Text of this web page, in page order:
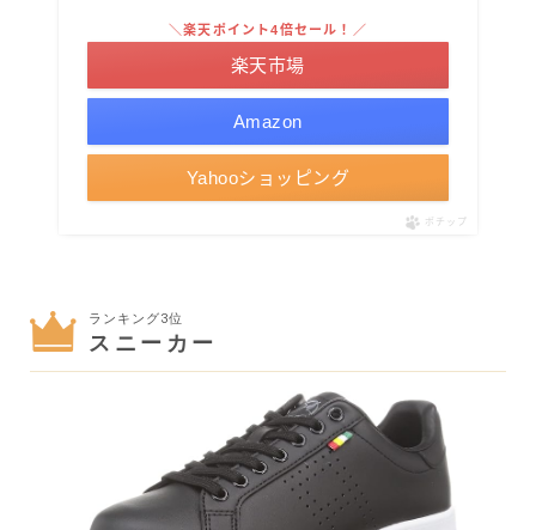
Amazon
＼楽天ポイント4倍セール！／
楽天市場
Yahooショッピング
ポチップ
ランキング3位
スニーカー